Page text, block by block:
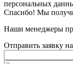
персональных
Спасибо! Мы
Наши менеджеры
Отправить заявку